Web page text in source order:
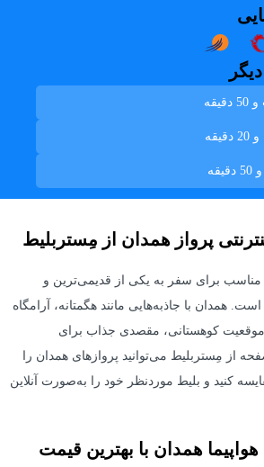
پرواز همدان از مِستربلیط
مناسب برای سفر به یکی از قدیمی‌ترین و
همدان با جاذبه‌هایی مانند هگمتانه، آرامگاه
موقعیت کوهستانی، مقصدی جذاب برای
از مِستربلیط می‌توانید پروازهای همدان را
کنید و بلیط موردنظر خود را به‌صورت آنلاین
همدان با بهترین قیمت